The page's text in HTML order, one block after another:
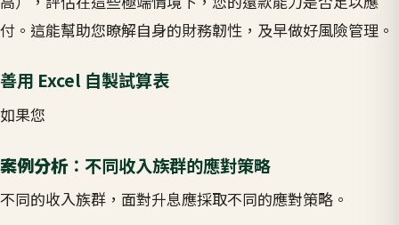
付。這能幫助您瞭解自身的財務韌性，及早做好風險管理。
善用 Excel 自製試算表
如果您
案例分析：不同收入族群的應對策略
不同的收入族群，面對升息應採取不同的應對策略。